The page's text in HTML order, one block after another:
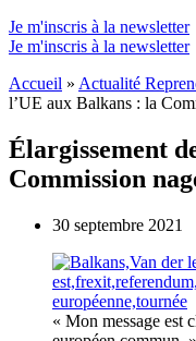
Je m'inscris à la newsletter
Je m'inscris à la newsletter
Accueil » Actualité
l’UE aux Balkans : la
Élargissement
Commission
30 septembre 2021
« Mon message est